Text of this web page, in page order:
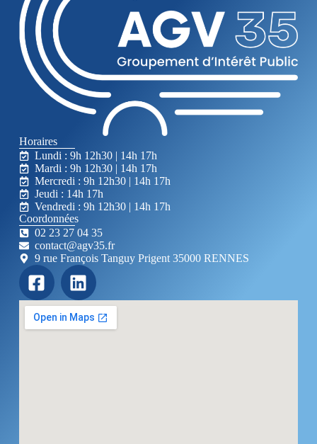
Horaires
Lundi : 9h 12h30 | 14h 17h
Mardi : 9h 12h30 | 14h 17h
Mercredi : 9h 12h30 | 14h 17h
Jeudi : 14h 17h
Vendredi : 9h 12h30 | 14h 17h
Coordonnées
02 23 27 04 35
contact@agv35.fr
9 rue François Tanguy Prigent 35000 RENNES